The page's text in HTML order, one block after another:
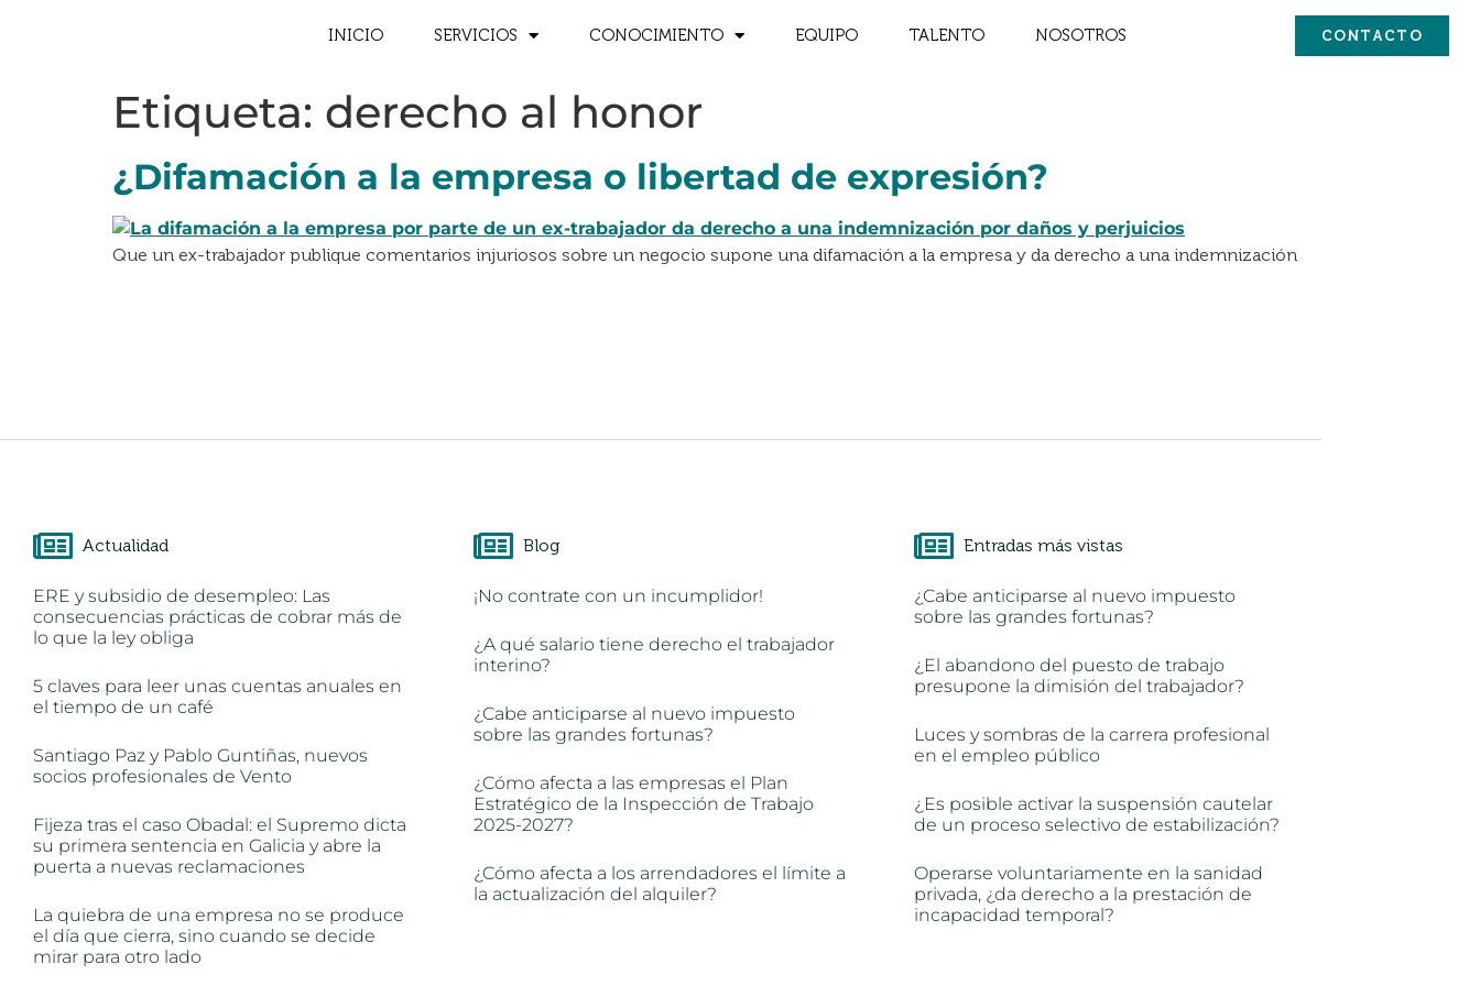
INICIO SERVICIOS CONOCIMIENTO EQUIPO TALENTO NOSOTROS CONTACTO
Etiqueta: derecho al honor
¿Difamación a la empresa o libertad de expresión?
Que un ex-trabajador publique comentarios injuriosos sobre un negocio supone una difamación a la empresa y da derecho a una indemnización
Actualidad
ERE y subsidio de desempleo: Las
consecuencias prácticas de cobrar más de
lo que la ley obliga
5 claves para leer unas cuentas anuales en
el tiempo de un café
Santiago Paz y Pablo Guntiñas, nuevos
socios profesionales de Vento
Fijeza tras el caso Obadal: el Supremo dicta
su primera sentencia en Galicia y abre la
puerta a nuevas reclamaciones
La quiebra de una empresa no se produce
el día que cierra, sino cuando se decide
mirar para otro lado
Blog
¡No contrate con un incumplidor!
¿A qué salario tiene derecho el trabajador
interino?
¿Cabe anticiparse al nuevo impuesto
sobre las grandes fortunas?
¿Cómo afecta a las empresas el Plan
Estratégico de la Inspección de Trabajo
2025-2027?
¿Cómo afecta a los arrendadores el límite a
la actualización del alquiler?
Entradas más vistas
¿Cabe anticiparse al nuevo impuesto
sobre las grandes fortunas?
¿El abandono del puesto de trabajo
presupone la dimisión del trabajador?
Luces y sombras de la carrera profesional
en el empleo público
¿Es posible activar la suspensión cautelar
de un proceso selectivo de estabilización?
Operarse voluntariamente en la sanidad
privada, ¿da derecho a la prestación de
incapacidad temporal?